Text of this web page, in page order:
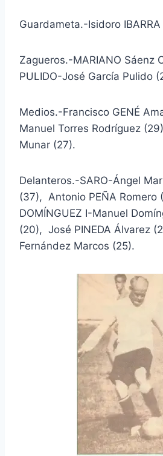
Guardameta.-Isidoro
Zagueros.-MARIANO Sáenz
PULIDO-José García Pulido
Medios.-Francisco GENÉ
Manuel Torres Rodríguez
Munar (27).
Delanteros.-SARO-Ángel
(37), Antonio PEÑA Romero
DOMÍNGUEZ I-Manuel
(20), José PINEDA Álvarez
Fernández Marcos (25).